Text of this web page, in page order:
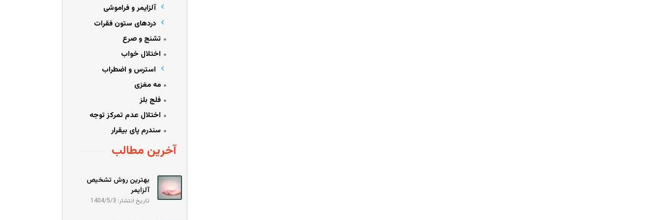
آلزایمر و فراموشی
دردهای ستون فقرات
تشنج و صرع
اختلال خواب
استرس و اضطراب
مه مغزی
فلج بلز
اختلال عدم تمرکز توجه
سندرم پای بیقرار
آخرین مطالب
بهترین روش تشخیص
آلزایمر
تاریخ انتشار: 1404/5/3